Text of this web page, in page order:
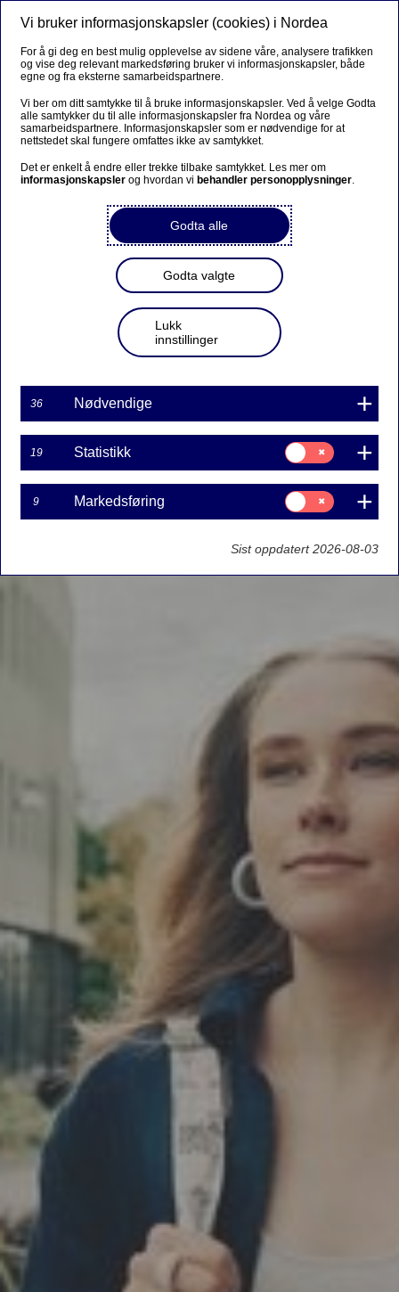
Vi bruker informasjonskapsler (cookies) i Nordea
For å gi deg en best mulig opplevelse av sidene våre, analysere trafikken
og vise deg relevant markedsføring bruker vi informasjonskapsler, både
egne og fra eksterne samarbeidspartnere.
Vi ber om ditt samtykke til å bruke informasjonskapsler. Ved å velge Godta
alle samtykker du til alle informasjonskapsler fra Nordea og våre
samarbeidspartnere. Informasjonskapsler som er nødvendige for at
nettstedet skal fungere omfattes ikke av samtykket.
Det er enkelt å endre eller trekke tilbake samtykket. Les mer om
informasjonskapsler og hvordan vi behandler personopplysninger.
Godta alle
Godta valgte
Lukk
innstillinger
36 Nødvendige
19 Statistikk
Samtykke
til:
Statistikk
9 Markedsføring
Samtykke
til:
Markedsføring
Sist oppdatert 2026-08-03